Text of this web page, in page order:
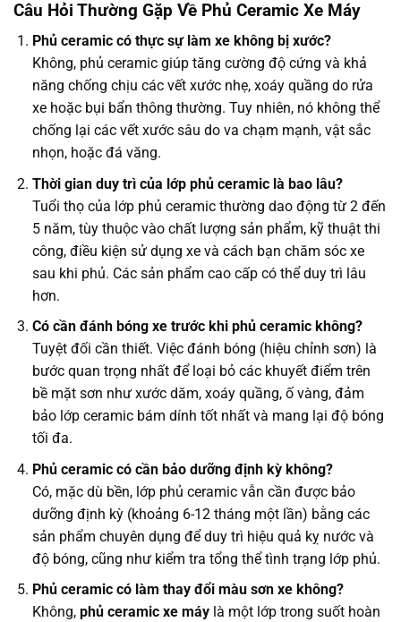
Câu Hỏi Thường Gặp Về Phủ Ceramic Xe Máy
Phủ ceramic có thực sự làm xe không bị xước?
Không, phủ ceramic giúp tăng cường độ cứng và khả
năng chống chịu các vết xước nhẹ, xoáy quầng do rửa
xe hoặc bụi bẩn thông thường. Tuy nhiên, nó không thể
chống lại các vết xước sâu do va chạm mạnh, vật sắc
nhọn, hoặc đá văng.
Thời gian duy trì của lớp phủ ceramic là bao lâu?
Tuổi thọ của lớp phủ ceramic thường dao động từ 2 đến
5 năm, tùy thuộc vào chất lượng sản phẩm, kỹ thuật thi
công, điều kiện sử dụng xe và cách bạn chăm sóc xe
sau khi phủ. Các sản phẩm cao cấp có thể duy trì lâu
hơn.
Có cần đánh bóng xe trước khi phủ ceramic không?
Tuyệt đối cần thiết. Việc đánh bóng (hiệu chỉnh sơn) là
bước quan trọng nhất để loại bỏ các khuyết điểm trên
bề mặt sơn như xước dăm, xoáy quầng, ố vàng, đảm
bảo lớp ceramic bám dính tốt nhất và mang lại độ bóng
tối đa.
Phủ ceramic có cần bảo dưỡng định kỳ không?
Có, mặc dù bền, lớp phủ ceramic vẫn cần được bảo
dưỡng định kỳ (khoảng 6-12 tháng một lần) bằng các
sản phẩm chuyên dụng để duy trì hiệu quả kỵ nước và
độ bóng, cũng như kiểm tra tổng thể tình trạng lớp phủ.
Phủ ceramic có làm thay đổi màu sơn xe không?
Không, phủ ceramic xe máylà một lớp trong suốt hoàn